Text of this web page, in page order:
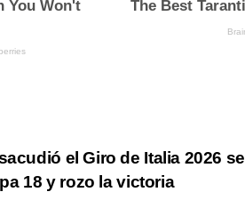
el Giro de Italia 2026 se
18 y rozo la victoria